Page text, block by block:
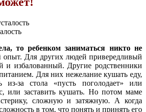
то ребенком заниматься никто не
Для других людей привередливый
и избалованный. Другие родственники
Для них нежелание кушать еду,
из-за стола «пусть поголодает» или
или заставить кушать. Но потом маме
сложную и затяжную. А когда
в том, что понять и принять его